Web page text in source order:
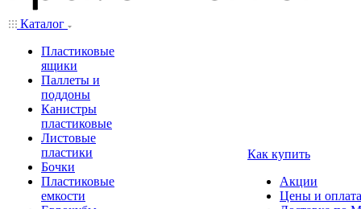
Каталог
Пластиковые
ящики
Паллеты и
поддоны
Канистры
пластиковые
Листовые
пластики
Бочки
Пластиковые
емкости
Как купить
Акции
Цены и оплата